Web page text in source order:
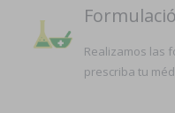
Realizamos las
prescriba tu